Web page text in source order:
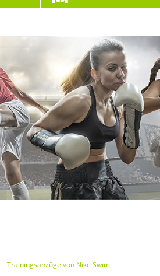
Trainingsanzüge von Nike Swim